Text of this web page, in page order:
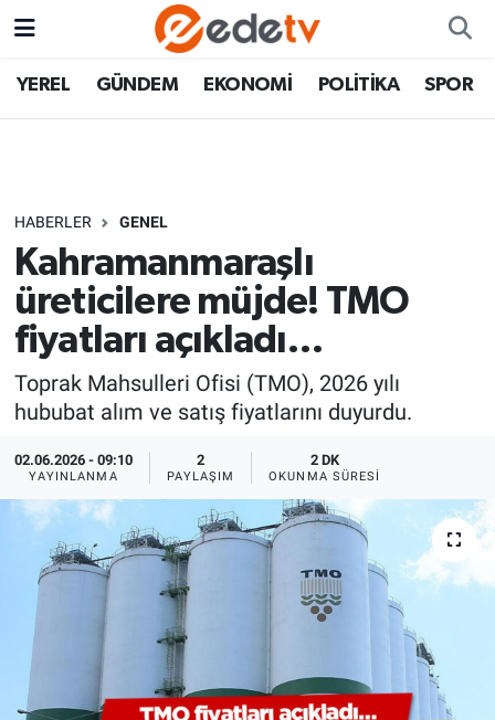
YEREL GÜNDEM EKONOMİ POLİTİKA SPOR
HABERLER GENEL
Kahramanmaraşlı
üreticilere müjde! TMO
fiyatları açıkladı…
Toprak Mahsulleri Ofisi (TMO), 2026 yılı
hububat alım ve satış fiyatlarını duyurdu.
02.06.2026 - 09:10
YAYINLANMA
2
PAYLAŞIM
2 DK
OKUNMA SÜRESI